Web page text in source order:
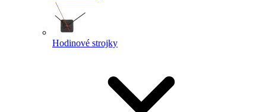
Hodinové strojky